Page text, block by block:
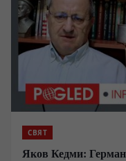
СВЯТ
Яков Кедми: